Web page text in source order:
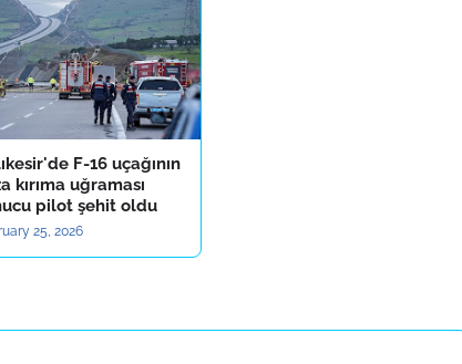
F-16 uçağının
kırıma uğraması
pilot şehit oldu
25, 2026